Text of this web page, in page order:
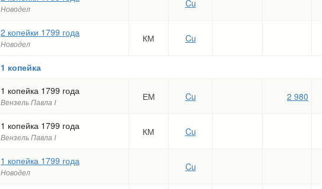
Новодел Cu
2 копейки 1799 года
Новодел КМ Cu
1 копейка
1 копейка 1799 года
Вензель Павла I ЕМ Cu 2 980
1 копейка 1799 года
Вензель Павла I КМ Cu
1 копейка 1799 года
Новодел Cu